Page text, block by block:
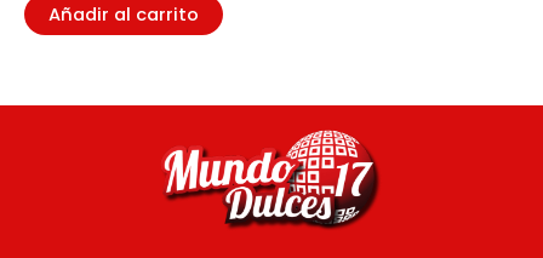
Añadir al carrito